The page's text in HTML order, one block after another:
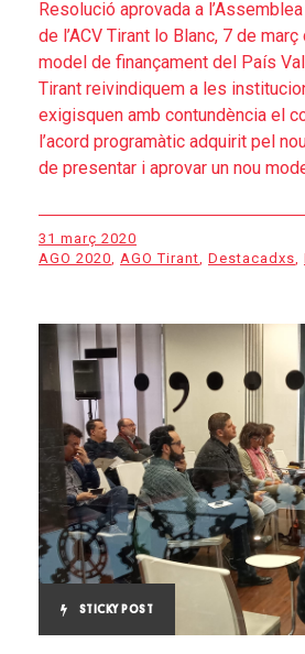
Resolució aprovada a
de l’ACV Tirant lo Blanc, 7 de
model de finançament del País
Tirant reivindiquem a les
exigisquen amb contundència el
l’acord programàtic adquirit pel
de presentar i aprovar un nou
31 març 2020
AGO 2020
AGO Tirant Destacadxs
STICKY POST